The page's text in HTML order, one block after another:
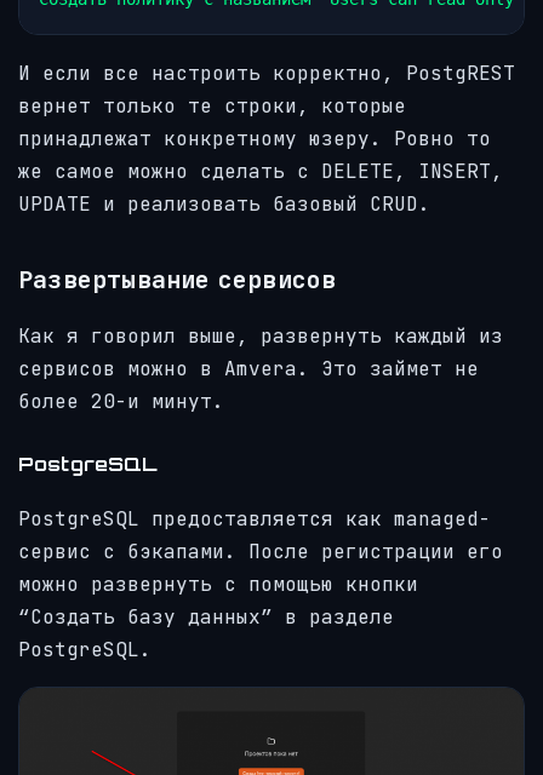
И если все настроить корректно, PostgREST
вернет только те строки, которые
принадлежат конкретному юзеру. Ровно то
же самое можно сделать с DELETE, INSERT,
UPDATE и реализовать базовый CRUD.
Развертывание сервисов
Как я говорил выше, развернуть каждый из
сервисов можно в Amvera. Это займет не
более 20-и минут.
PostgreSQL
PostgreSQL предоставляется как managed-
сервис с бэкапами. После регистрации его
можно развернуть с помощью кнопки
“Создать базу данных” в разделе
PostgreSQL.